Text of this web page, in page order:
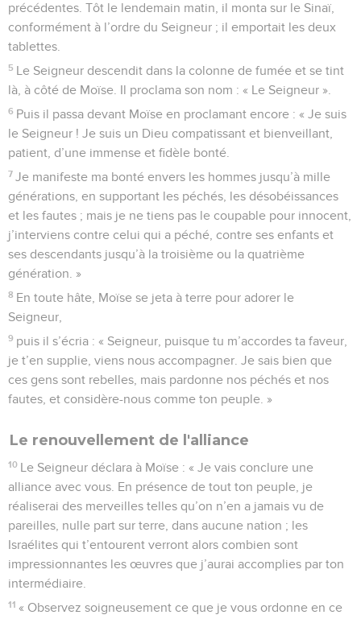
précédentes. Tôt le lendemain matin, il monta sur le Sinaï,
conformément à l’ordre du Seigneur ; il emportait les deux
tablettes.
5 Le Seigneur descendit dans la colonne de fumée et se tint
là, à côté de Moïse. Il proclama son nom : « Le Seigneur ».
6 Puis il passa devant Moïse en proclamant encore : « Je suis
le Seigneur ! Je suis un Dieu compatissant et bienveillant,
patient, d’une immense et fidèle bonté.
7 Je manifeste ma bonté envers les hommes jusqu’à mille
générations, en supportant les péchés, les désobéissances
et les fautes ; mais je ne tiens pas le coupable pour innocent,
j’interviens contre celui qui a péché, contre ses enfants et
ses descendants jusqu’à la troisième ou la quatrième
génération. »
8 En toute hâte, Moïse se jeta à terre pour adorer le
Seigneur,
9 puis il s’écria : « Seigneur, puisque tu m’accordes ta faveur,
je t’en supplie, viens nous accompagner. Je sais bien que
ces gens sont rebelles, mais pardonne nos péchés et nos
fautes, et considère-nous comme ton peuple. »
Le renouvellement de l'alliance
10 Le Seigneur déclara à Moïse : « Je vais conclure une
alliance avec vous. En présence de tout ton peuple, je
réaliserai des merveilles telles qu’on n’en a jamais vu de
pareilles, nulle part sur terre, dans aucune nation ; les
Israélites qui t’entourent verront alors combien sont
impressionnantes les œuvres que j’aurai accomplies par ton
intermédiaire.
11 « Observez soigneusement ce que je vous ordonne en ce